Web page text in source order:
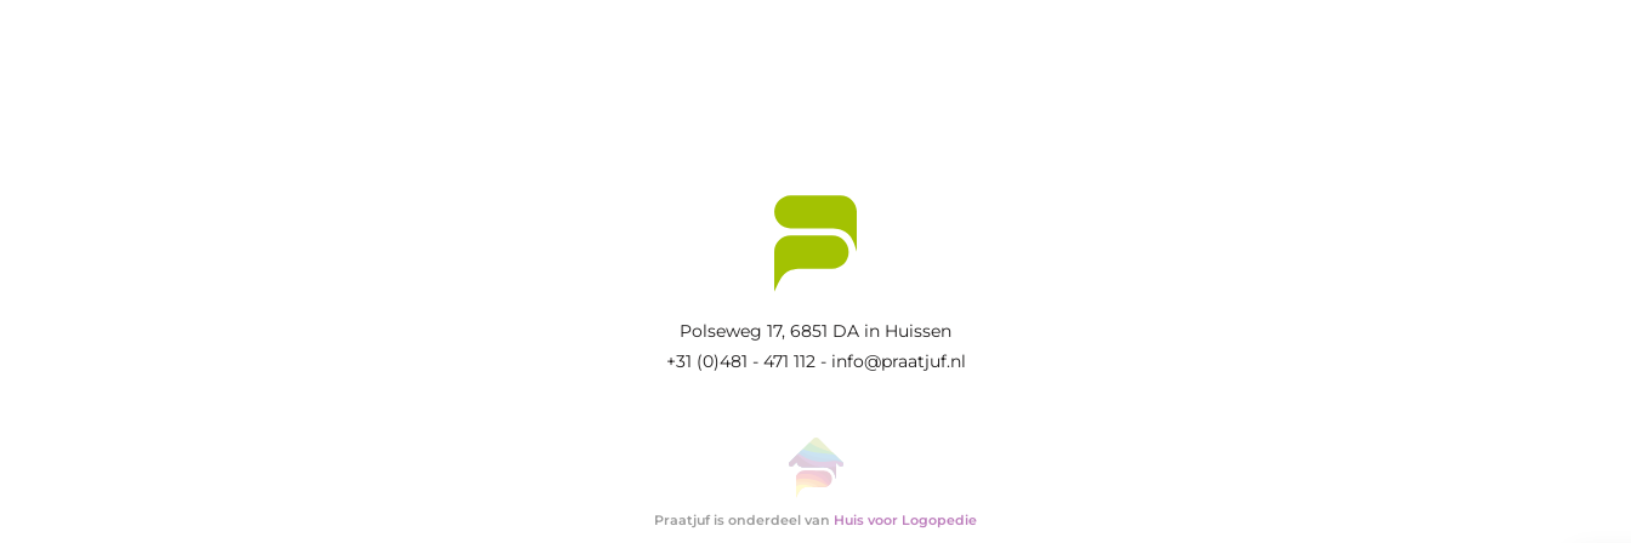
Polseweg 17, 6851 DA in Huissen
+31 (0)481 - 471 112 - info@praatjuf.nl
Praatjuf is onderdeel van Huis voor Logopedie